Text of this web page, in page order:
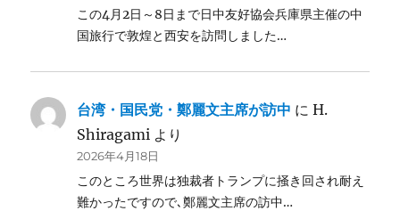
この4月2日～8日まで日中友好協会兵庫県主催の中
国旅行で敦煌と西安を訪問しました…
台湾・国民党・鄭麗文主席が訪中 にH.
Shiragami より
2026年4月18日
このところ世界は独裁者トランプに掻き回され耐え
難かったですので､鄭麗文主席の訪中…